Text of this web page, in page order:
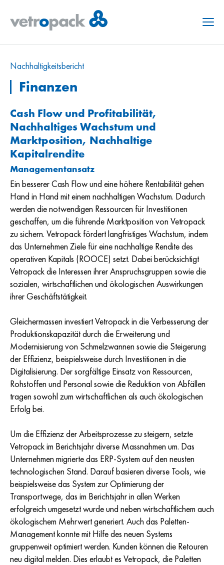
Menu
Nachhaltig­keits­bericht
Finanzen
Cash Flow und Profitabilität,
Nachhaltiges Wachstum und
Marktposition, Nachhaltige
Kapitalrendite
Managementansatz
Ein besserer Cash Flow und eine höhere Rentabilität gehen
Hand in Hand mit einem nachhaltigen Wachstum. Dadurch
werden die notwendigen Ressourcen für Investitionen
geschaffen, um die führende Marktposition von Vetropack
zu sichern. Vetropack fördert langfristiges Wachstum, indem
das Unternehmen Ziele für eine nachhaltige Rendite des
operativen Kapitals (ROOCE) setzt. Dabei berücksichtigt
Vetropack die Interessen ihrer Anspruchsgruppen sowie die
sozialen, wirtschaftlichen und ökologischen Auswirkungen
ihrer Geschäftstätigkeit.
Gleichermassen investiert Vetropack in die Verbesserung der
Produktionskapazität durch die Erweiterung und
Modernisierung von Schmelzwannen sowie die Steigerung
der Effizienz, beispielsweise durch Investitionen in die
Digitalisierung. Der sorgfältige Einsatz von Ressourcen,
Rohstoffen und Personal sowie die Reduktion von Abfällen
tragen sowohl zum wirtschaftlichen als auch ökologischen
Erfolg bei.
Um die Effizienz der Arbeitsprozesse zu steigern, setzte
Vetropack im Berichtsjahr diverse Massnahmen um. Das
Unternehmen migrierte das ERP-System auf den neusten
technologischen Stand. Darauf basieren diverse Tools, wie
beispielsweise das System zur Optimierung der
Transportwege, das im Berichtsjahr in allen Werken
erfolgreich umgesetzt wurde und neben wirtschaftlichem auch
ökologischem Mehrwert generiert. Auch das Paletten-
Management konnte mit Hilfe des neuen Systems
gruppenweit optimiert werden. Kunden können die Retouren
neu digital melden. Dies erlaubt es Vetropack, die Paletten